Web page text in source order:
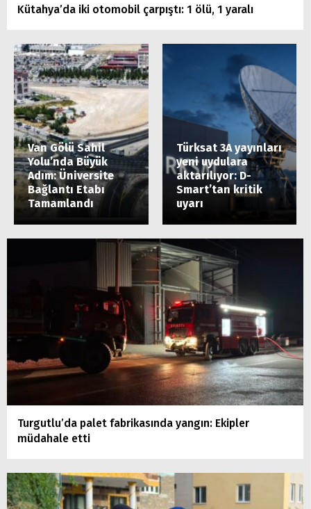
Kütahya’da iki otomobil çarpıştı: 1 ölü, 1 yaralı
Van Gölü Sahil
Yolu’nda Büyük
Adım: Üniversite
Bağlantı Etabı
Tamamlandı
Türksat 3A yayınları
yeni uydulara
aktarılıyor: D-
Smart’tan kritik
uyarı
Turgutlu’da palet fabrikasında yangın: Ekipler
müdahale etti